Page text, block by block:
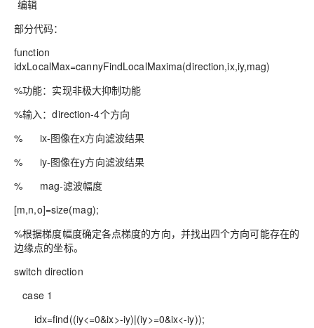
编辑
部分代码：
function
idxLocalMax=cannyFindLocalMaxima(direction,ix,iy,mag)
%功能：实现非极大抑制功能
%输入：direction-4个方向
% ix-图像在x方向滤波结果
% iy-图像在y方向滤波结果
% mag-滤波幅度
[m,n,o]=size(mag);
%根据梯度幅度确定各点梯度的方向，并找出四个方向可能存在的
边缘点的坐标。
switch direction
case 1
idx=find((iy<=0&ix>-iy)|(iy>=0&ix<-iy));